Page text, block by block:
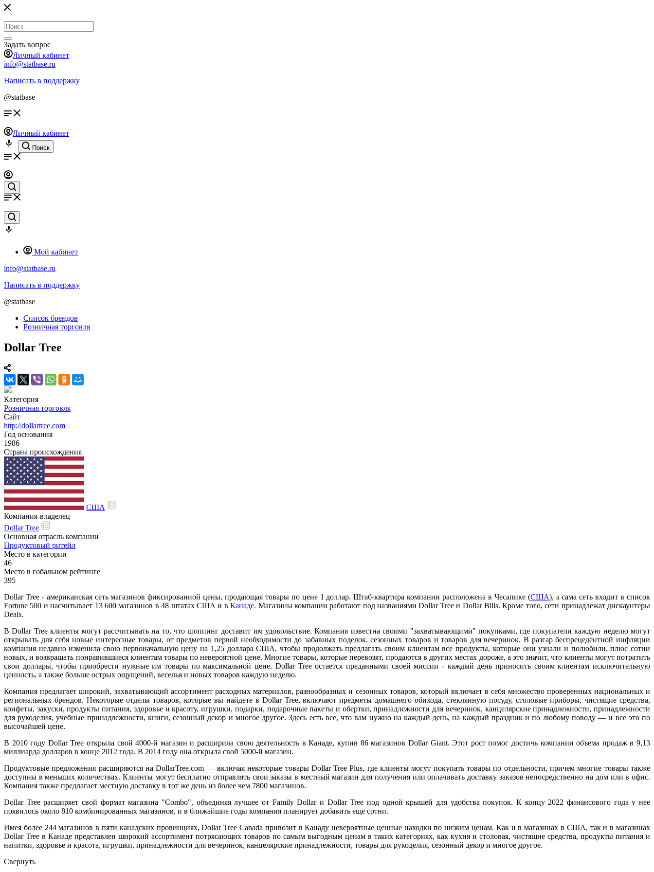
Задать вопрос
Личный кабинет
info@statbase.ru
Написать в поддержку
@statbase
Личный кабинет
Поиск
Мой кабинет
info@statbase.ru
Написать в поддержку
@statbase
Список брендов
Розничная торговля
Dollar Tree
Категория
Розничная торговля
Сайт
http://dollartree.com
Год основания
1986
Страна происхождения
США
Компания-владелец
Dollar Tree
Основная отрасль компании
Продуктовый ритейл
Место в категории
46
Место в гобальном рейтинге
395
Dollar Tree - американская сеть магазинов фиксированной цены, продающая товары по цене 1 доллар. Штаб-квартира компании расположена в Чесапике (США), а сама сеть входит в список
Fortune 500 и насчитывает 13 600 магазинов в 48 штатах США и вКанаде. Магазины компании работают под названиями Dollar Tree и Dollar Bills. Кроме того, сети принадлежат дискаунтеры
Deals.
В Dollar Tree клиенты могут рассчитывать на то, что шоппинг доставит им удовольствие. Компания известна своими "захватывающими" покупками, где покупатели каждую неделю могут
открывать для себя новые интересные товары, от предметов первой необходимости до забавных поделок, сезонных товаров и товаров для вечеринок. В разгар беспрецедентной инфляции
компания недавно изменила свою первоначальную цену на 1,25 доллара США, чтобы продолжать предлагать своим клиентам все продукты, которые они узнали и полюбили, плюс сотни
новых, и возвращать понравившиеся клиентам товары по невероятной цене. Многие товары, которые перевозят, продаются в других местах дороже, а это значит, что клиенты могут потратить
свои доллары, чтобы приобрести нужные им товары по максимальной цене. Dollar Tree остается преданными своей миссии - каждый день приносить своим клиентам исключительную
ценность, а также больше острых ощущений, веселья и новых товаров каждую неделю.
Компания предлагает широкий, захватывающий ассортимент расходных материалов, разнообразных и сезонных товаров, который включает в себя множество проверенных национальных и
региональных брендов. Некоторые отделы товаров, которые вы найдете в Dollar Tree, включают предметы домашнего обихода, стеклянную посуду, столовые приборы, чистящие средства,
конфеты, закуски, продукты питания, здоровье и красоту, игрушки, подарки, подарочные пакеты и обертки, принадлежности для вечеринок, канцелярские принадлежности, принадлежности
для рукоделия, учебные принадлежности, книги, сезонный декор и многое другое. Здесь есть все, что вам нужно на каждый день, на каждый праздник и по любому поводу — и все это по
высочайшей цене.
В 2010 году Dollar Tree открыла свой 4000-й магазин и расширила свою деятельность в Канаде, купив 86 магазинов Dollar Giant. Этот рост помог достичь компании объема продаж в 9,13
миллиарда долларов в конце 2012 года. В 2014 году она открыла свой 5000-й магазин.
Продуктовые предложения расширяются на DollarTree.com — включая некоторые товары Dollar Tree Plus, где клиенты могут покупать товары по отдельности, причем многие товары также
доступны в меньших количествах. Клиенты могут бесплатно отправлять свои заказы в местный магазин для получения или оплачивать доставку заказов непосредственно на дом или в офис.
Компания также предлагает местную доставку в тот же день из более чем 7800 магазинов.
Dollar Tree расширяет свой формат магазина "Combo", объединяя лучшее от Family Dollar и Dollar Tree под одной крышей для удобства покупок. К концу 2022 финансового года у нее
появилось около 810 комбинированных магазинов, и в ближайшие годы компания планирует добавить еще сотни.
Имея более 244 магазинов в пяти канадских провинциях, Dollar Tree Canada привозит в Канаду невероятные ценные находки по низким ценам. Как и в магазинах в США, так и в магазинах
Dollar Tree в Канаде представлен широкий ассортимент потрясающих товаров по самым выгодным ценам в таких категориях, как кухня и столовая, чистящие средства, продукты питания и
напитки, здоровье и красота, игрушки, принадлежности для вечеринок, канцелярские принадлежности, товары для рукоделия, сезонный декор и многое другое.
Свернуть